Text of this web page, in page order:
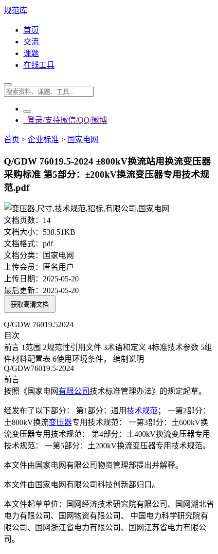
规范库
首页
交流
课题
在线工具
登录/支持微信/QQ/微博
首页 > 企业标准 > 国家电网
Q/GDW 76019.5-2024 ±800kV换流站用换流变压器
采购标准 第5部分：±200kV换流变压器专用技术规
范.pdf
文档页数： 14
文档大小： 538.51KB
文档格式： pdf
文档分类：
国家电网
上传会员：
匿名用户
上传日期： 2025-05-20
最后更新： 2025-05-20
获取高清文档
Q/GDW 76019.52024
目次
前言 1范围 2规范性引用文件 3术语和定义 4标准技术参数 5组
件材料配置表 6使用环境条件， 编制说明
Q/GDW76019.5-2024
前言
按照《国家电网有限公司技术标准管理办法》的规定起草。
经发布了以下部分： 第1部分：通用技术规范； 一第2部分：
土800kV换流变压器专用技术规范： 一第3部分：土600kV换
流变压器专用技术规范： 第4部分：土400kV换流变压器专用
技术规范： 一第5部分：土200kV换流变压器专用技术规范。
本文件由国家电网有限公司物资管理部提出并解释。
本文件由国家电网有限公司科技创新部归口。
本文件起草单位：国网经济技术研究院有限公司、国网湖北省
电力有限公司、国网物资有限公司、 中国电力科学研究院有
限公司、国网浙江省电力有限公司、国网江苏省电力有限公
司。